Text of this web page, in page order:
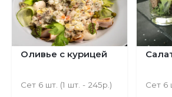
Оливье с курицей
Сет 6 шт. (1 шт. - 245р.)
Сет 6